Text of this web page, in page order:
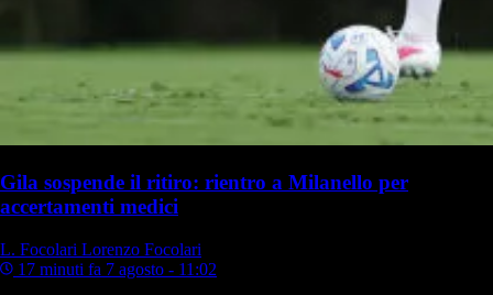
Gila sospende il ritiro: rientro a Milanello per
accertamenti medici
L. Focolari Lorenzo Focolari
17 minuti fa 7 agosto - 11:02